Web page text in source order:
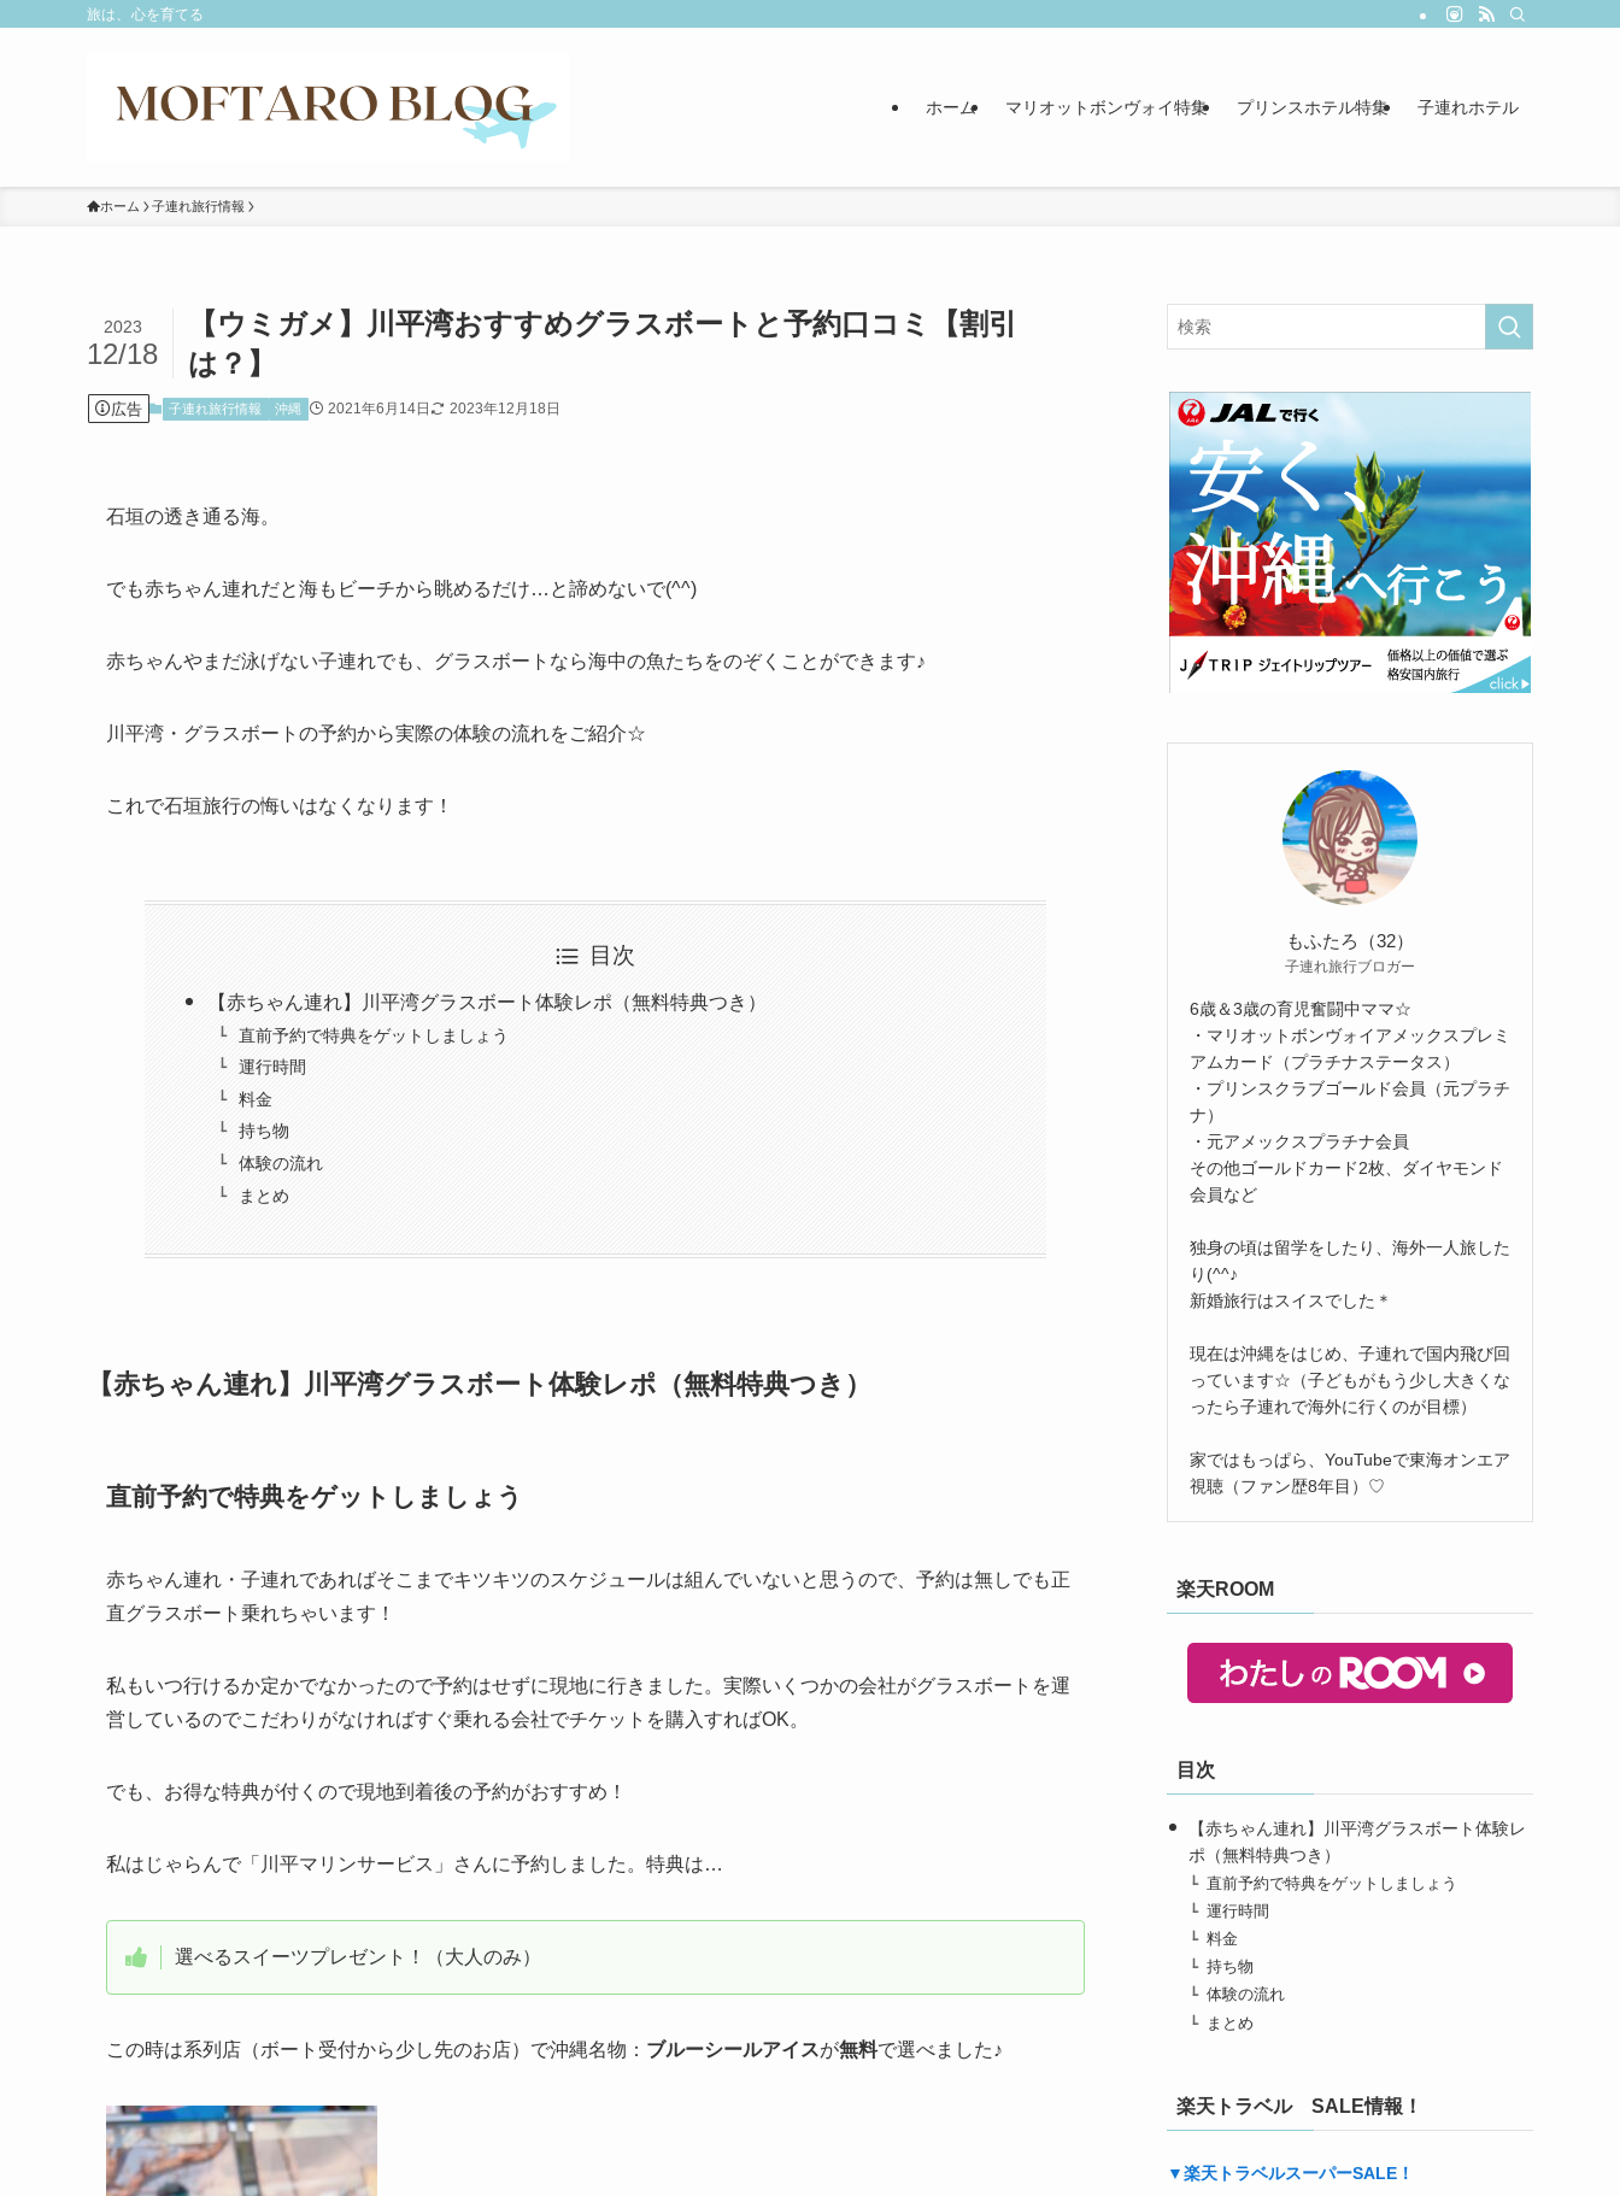
旅は、心を育てる
ホーム マリオットボンヴォイ特集 プリンスホテル特集 子連れホテル
ホーム 子連れ旅行情報
【ウミガメ】川平湾おすすめグラスボートと予約口コミ【割引
は？】
2023
12/18
広告 子連れ旅行情報 沖縄 2021年6月14日 2023年12月18日
石垣の透き通る海。
でも赤ちゃん連れだと海もビーチから眺めるだけ…と諦めないで(^^)
赤ちゃんやまだ泳げない子連れでも、グラスボートなら海中の魚たちをのぞくことができます♪
川平湾・グラスボートの予約から実際の体験の流れをご紹介☆
これで石垣旅行の悔いはなくなります！
目次
【赤ちゃん連れ】川平湾グラスボート体験レポ（無料特典つき）
直前予約で特典をゲットしましょう
運行時間
料金
持ち物
体験の流れ
まとめ
【赤ちゃん連れ】川平湾グラスボート体験レポ（無料特典つき）
直前予約で特典をゲットしましょう
赤ちゃん連れ・子連れであればそこまでキツキツのスケジュールは組んでいないと思うので、予約は無しでも正
直グラスボート乗れちゃいます！
私もいつ行けるか定かでなかったので予約はせずに現地に行きました。実際いくつかの会社がグラスボートを運
営しているのでこだわりがなければすぐ乗れる会社でチケットを購入すればOK。
でも、お得な特典が付くので現地到着後の予約がおすすめ！
私はじゃらんで「川平マリンサービス」さんに予約しました。特典は…
選べるスイーツプレゼント！（大人のみ）
この時は系列店（ボート受付から少し先のお店）で沖縄名物： ブルーシールアイスが無料で選べました♪
もふたろ（32）
子連れ旅行ブロガー
6歳＆3歳の育児奮闘中ママ☆
・マリオットボンヴォイアメックスプレミ
アムカード（プラチナステータス）
・プリンスクラブゴールド会員（元プラチ
ナ）
・元アメックスプラチナ会員
その他ゴールドカード2枚、ダイヤモンド
会員など
独身の頃は留学をしたり、海外一人旅した
り(^^♪
新婚旅行はスイスでした＊
現在は沖縄をはじめ、子連れで国内飛び回
っています☆（子どもがもう少し大きくな
ったら子連れで海外に行くのが目標）
家ではもっぱら、YouTubeで東海オンエア
視聴（ファン歴8年目）♡
楽天ROOM
目次
【赤ちゃん連れ】川平湾グラスボート体験レ
ポ（無料特典つき）
直前予約で特典をゲットしましょう
運行時間
料金
持ち物
体験の流れ
まとめ
楽天トラベル SALE情報！
▼楽天トラベルスーパーSALE！